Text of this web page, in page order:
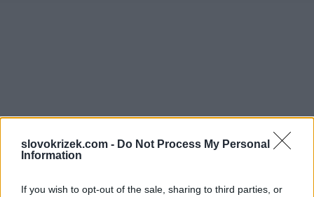
slovokrizek.com - Do Not Process My Personal
Information
If you wish to opt-out of the sale, sharing to third parties, or